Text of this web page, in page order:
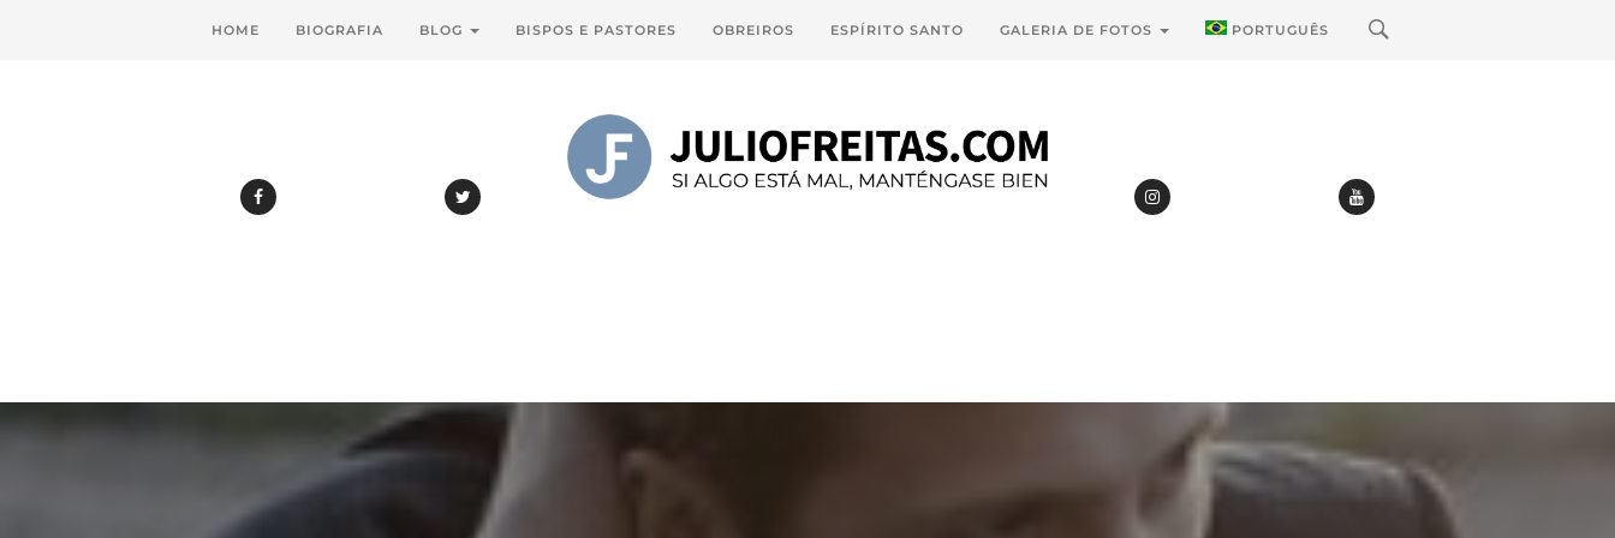
HOME BIOGRAFIA BLOG BISPOS E PASTORES OBREIROS ESPÍRITO SANTO GALERIA DE FOTOS PORTUGUÊS